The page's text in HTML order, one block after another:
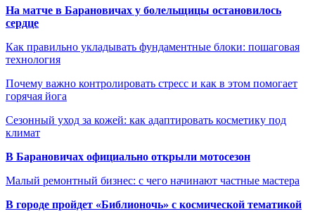
На матче в Барановичах у болельщицы остановилось
сердце
Как правильно укладывать фундаментные блоки: пошаговая
технология
Почему важно контролировать стресс и как в этом помогает
горячая йога
Сезонный уход за кожей: как адаптировать косметику под
климат
В Барановичах официально открыли мотосезон
Малый ремонтный бизнес: с чего начинают частные мастера
В городе пройдет «Библионочь» с космической тематикой